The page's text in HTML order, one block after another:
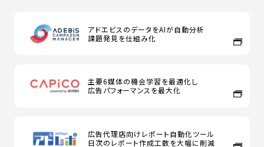
アドエビスのデータをAIが自動分析
課題発見を仕組み化
主要6媒体の機会学習を最適化し
広告パフォーマンスを最大化
広告代理店向けレポート自動化ツール
日次のレポート作成工数を大幅に削減